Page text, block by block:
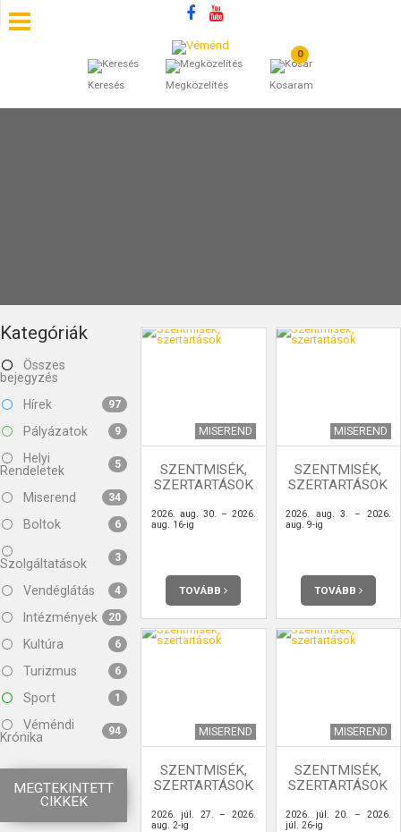
Keresés Megközelítés
0
Kosaram
SZÁLLÁSOK
BEJEGYZÉSEK
Kategóriák
Összes
bejegyzés
Hírek
97
Pályázatok 9
Helyi
Rendeletek
5
Miserend 34
Boltok 6
Szolgáltatások 3
Vendéglátás 4
Intézmények 20
Kultúra 6
Turizmus 6
Sport 1
Véméndi
Krónika
94
MEGTEKINTETT
CIKKEK
MISEREND
SZENTMISÉK,
SZERTARTÁSOK
2026. aug. 30. – 2026.
aug. 16-ig
TOVÁBB
MISEREND
SZENTMISÉK,
SZERTARTÁSOK
2026. aug. 3. – 2026.
aug. 9-ig
TOVÁBB
MISEREND
SZENTMISÉK,
SZERTARTÁSOK
2026. júl. 27. – 2026.
aug. 2-ig
MISEREND
SZENTMISÉK,
SZERTARTÁSOK
2026. júl. 20. – 2026.
júl. 26-ig